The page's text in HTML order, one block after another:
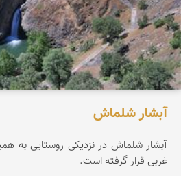
آبشار شلماش
آبشار شلماش در نزدیکی روستایی به
غربی قرار گرفته است.